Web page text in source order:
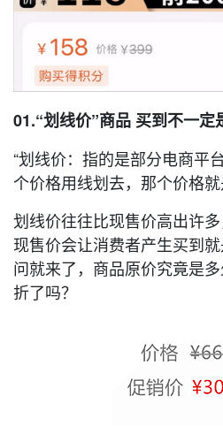
01.“划线价”商品 买到不一定
“划线价：指的是部分电商平
个价格用线划去，那个价格就
划线价往往比现售价高出许多
现售价会让消费者产生买到
问就来了，商品原价究竟是
折了吗？